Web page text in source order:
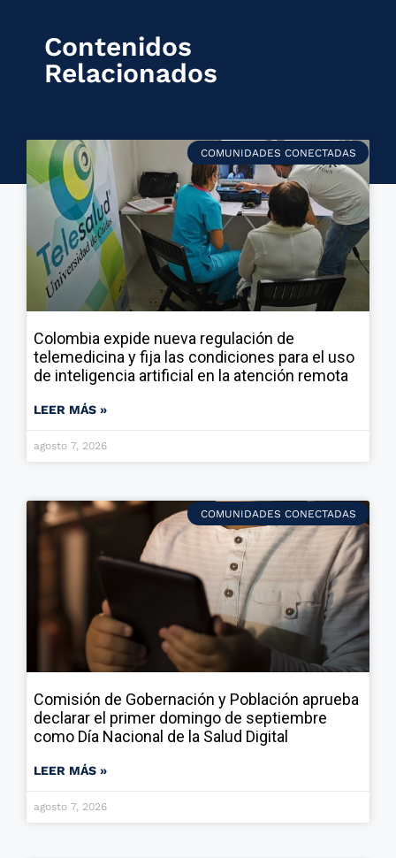
Contenidos
Relacionados
COMUNIDADES CONECTADAS
Colombia expide nueva regulación de
telemedicina y fija las condiciones para el uso
de inteligencia artificial en la atención remota
LEER MÁS »
agosto 7, 2026
COMUNIDADES CONECTADAS
Comisión de Gobernación y Población aprueba
declarar el primer domingo de septiembre
como Día Nacional de la Salud Digital
LEER MÁS »
agosto 7, 2026